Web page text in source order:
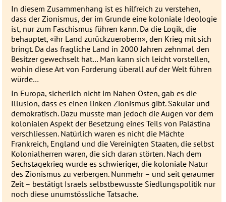
In diesem Zusammenhang ist es hilfreich zu verstehen,
dass der Zionismus, der im Grunde eine koloniale Ideologie
ist, nur zum Faschismus führen kann. Da die Logik, die
behauptet, «ihr Land zurückzuerobern», den Krieg mit sich
bringt. Da das fragliche Land in 2000 Jahren zehnmal den
Besitzer gewechselt hat… Man kann sich leicht vorstellen,
wohin diese Art von Forderung überall auf der Welt führen
würde…
In Europa, sicherlich nicht im Nahen Osten, gab es die
Illusion, dass es einen linken Zionismus gibt. Säkular und
demokratisch. Dazu musste man jedoch die Augen vor dem
kolonialen Aspekt der Besetzung eines Teils von Palästina
verschliessen. Natürlich waren es nicht die Mächte
Frankreich, England und die Vereinigten Staaten, die selbst
Kolonialherren waren, die sich daran störten. Nach dem
Sechstagekrieg wurde es schwieriger, die koloniale Natur
des Zionismus zu verbergen. Nunmehr – und seit geraumer
Zeit – bestätigt Israels selbstbewusste Siedlungspolitik nur
noch diese unumstössliche Tatsache.